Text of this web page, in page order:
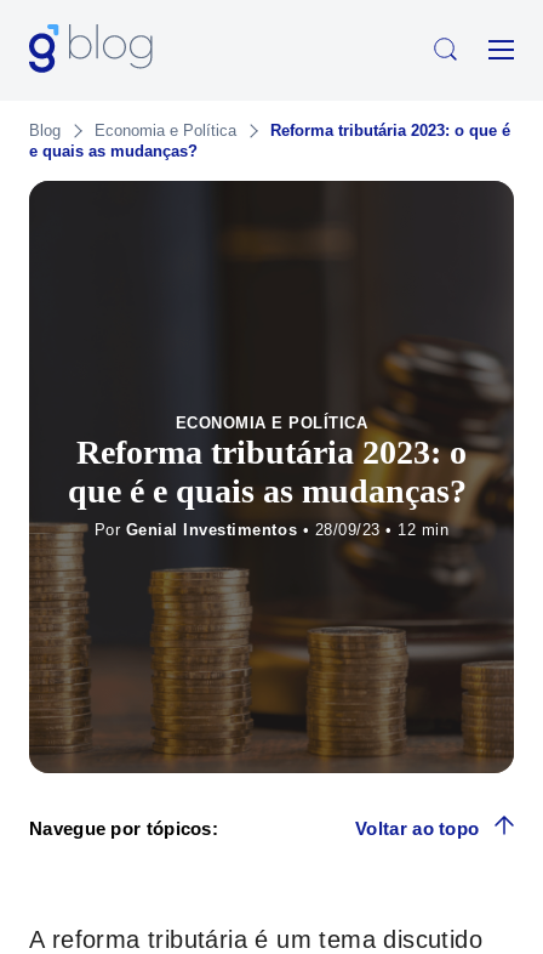
Blog Economia e Política
Reforma tributária 2023: o que é
e quais as mudanças?
ECONOMIA E POLÍTICA
Reforma tributária 2023: o
que é e quais as mudanças?
Por Genial Investimentos • 28/09/23 •
Navegue por tópicos: Voltar ao topo
A reforma tributária é um tema discutido